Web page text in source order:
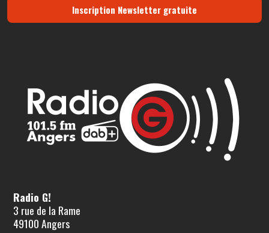
Inscription Newsletter gratuite
Radio G!
3 rue de la Rame
49100 Angers